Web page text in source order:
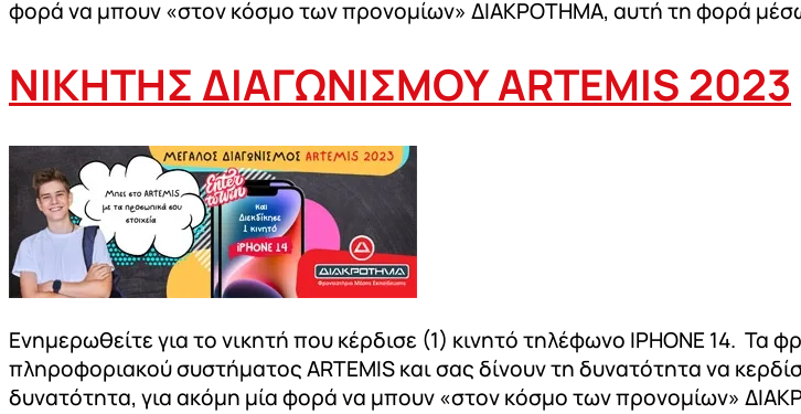
φορά να μπουν «στον κόσμο των προνομίων» ΔΙΑΚΡΟΤΗΜΑ, αυτή τη φορά
ΝΙΚΗΤΗΣ ΔΙΑΓΩΝΙΣΜΟΥ ARTEMIS 2023
Ενημερωθείτε για το νικητή που κέρδισε (1) κινητό τηλέφωνο ΙΡΗΟΝΕ 14.
πληροφοριακού συστήματος ARTEMIS και σας δίνουν τη δυνατότητα να
δυνατότητα, για ακόμη μία φορά να μπουν «στον κόσμο των προνομίων»